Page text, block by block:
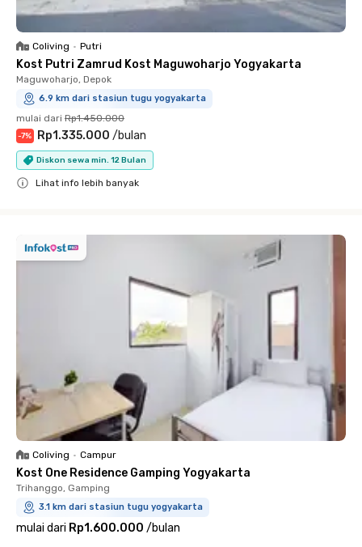
Coliving • Putri
Kost Putri Zamrud Kost Maguwoharjo Yogyakarta
Maguwoharjo, Depok
6.9 km dari stasiun tugu yogyakarta
mulai dari Rp1.450.000
-7% Rp1.335.000 /bulan
Diskon sewa min. 12 Bulan
Lihat info lebih banyak
Coliving • Campur
Kost One Residence Gamping Yogyakarta
Trihanggo, Gamping
3.1 km dari stasiun tugu yogyakarta
mulai dari Rp1.600.000 /bulan